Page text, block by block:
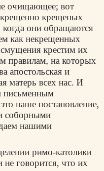
очищающее; вот
крещеных
когда они обращаются
как некрещенных
смущения крестим их
правилам, на которых
апостольская и
матерь всех нас. И
наше постановление,
соборными
нашими
римо-католики
говорится, что их